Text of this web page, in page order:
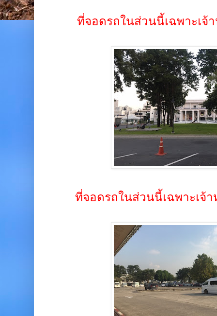
ที่จอดรถในส่วนนี้เฉพาะเจ้
ที่จอดรถในส่วนนี้เฉพาะเจ้